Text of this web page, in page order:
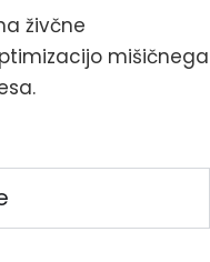
živčne
mišičnega